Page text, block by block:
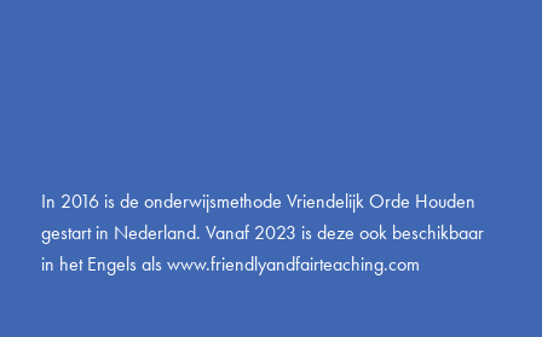
In 2016 is de onderwijsmethode Vriendelijk Orde Houden
gestart in Nederland. Vanaf 2023 is deze ook beschikbaar
in het Engels als www.friendlyandfairteaching.com